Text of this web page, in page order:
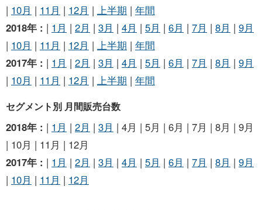
| 10月 | 11月 | 12月 | 上半期 | 年間
2018年 : | 1月 | 2月 | 3月 | 4月 | 5月 | 6月 | 7月 | 8月 | 9月
| 10月 | 11月 | 12月 | 上半期 | 年間
2017年 : | 1月 | 2月 | 3月 | 4月 | 5月 | 6月 | 7月 | 8月 | 9月
| 10月 | 11月 | 12月 | 上半期 | 年間
セグメント別 月間販売台数
2018年 : | 1月 | 2月 | 3月 | 4月 | 5月 | 6月 | 7月 | 8月 | 9月
| 10月 | 11月 | 12月
2017年 : | 1月 | 2月 | 3月 | 4月 | 5月 | 6月 | 7月 | 8月 | 9月
| 10月 | 11月 | 12月